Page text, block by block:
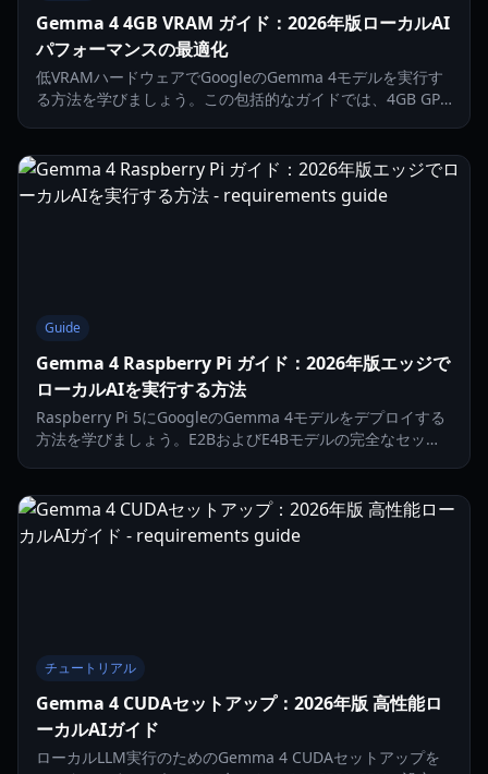
Gemma 4 4GB VRAM ガイド：2026年版ローカルAI
パフォーマンスの最適化
低VRAMハードウェアでGoogleのGemma 4モデルを実行す
る方法を学びましょう。この包括的なガイドでは、4GB GPU
Guide
Gemma 4 Raspberry Pi ガイド：2026年版エッジで
ローカルAIを実行する方法
Raspberry Pi 5にGoogleのGemma 4モデルをデプロイする
方法を学びましょう。E2BおよびE4Bモデルの完全なセット
チュートリアル
Gemma 4 CUDAセットアップ：2026年版 高性能ロ
ーカルAIガイド
ローカルLLM実行のためのGemma 4 CUDAセットアップを